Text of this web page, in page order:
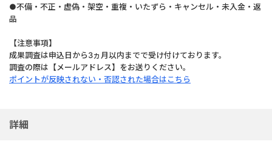
●不備・不正・虚偽・架空・重複・いたずら・キャンセル・未入金・返
品
【注意事項】
成果調査は申込日から3ヵ月以内までで受け付けております。
調査の際は【メールアドレス】をお送りください。
ポイントが反映されない・否認された場合はこちら
詳細